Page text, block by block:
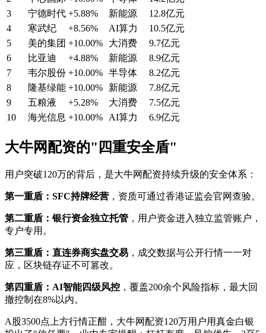
3
宁德时代 +5.88% 新能源
12.8亿元
4
寒武纪 +8.56% AI算力
10.5亿元
5
美的集团 +10.00% 大消费
9.7亿元
6
比亚迪 +4.88% 新能源
8.9亿元
7
韦尔股份 +10.00% 半导体
8.2亿元
8
隆基绿能 +10.00% 新能源
7.8亿元
9
五粮液 +5.28% 大消费
7.5亿元
10
海光信息 +10.00% AI算力 6.9亿元
大牛网配资的"四重安全盾"
用户突破120万的背后，是大牛网配资持续升级的安全体系：
第一重盾：SFC持牌经营 ，资质可通过香港证监会官网查验。
第二重盾：银行资金独立托管 ，用户资金进入独立监管账户，
专户专用。
第三重盾：直连券商实盘交易 ，成交数据与公开行情一一对
应，区块链存证不可篡改。
第四重盾：AI智能四级风控 ，覆盖200余个风险指标，最大回
撤控制在8%以内。
A股3500点上方行情正酣，大牛网配资120万用户用真金白银